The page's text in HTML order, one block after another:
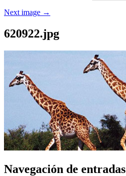
Next image →
620922.jpg
Navegación de entradas